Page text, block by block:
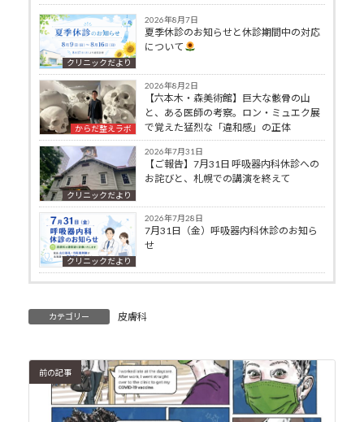
クリニックだより
2026年8月7日
夏季休診のお知らせと休診期間中の対応
について
からだ整えラボ
2026年8月2日
【六本木・森美術館】巨大な骸骨の山
と、ある医師の考察。ロン・ミュエク展
で覚えた猛烈な「違和感」の正体
クリニックだより
2026年7月31日
【ご報告】7月31日 呼吸器内科休診への
お詫びと、札幌での講演を終えて
クリニックだより
2026年7月28日
7月31日（金）呼吸器内科休診のお知ら
せ
カテゴリー 皮膚科
前の記事